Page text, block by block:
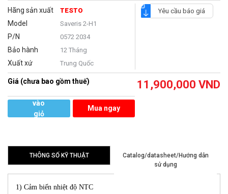
Hãng sản xuất TESTO
Model Saveris 2-H1
P/N 0572 2034
Bảo hành 12 Tháng
Xuất xứ Trung Quốc
Yêu cầu báo giá
Giá (chưa bao gồm thuế) 11,900,000 VND
vào
giỏ
Mua ngay
THÔNG SỐ KỸ THUẬT
Catalog/datasheet/Hướng dẫn
sử dụng
1) Cảm biến nhiệt độ NTC